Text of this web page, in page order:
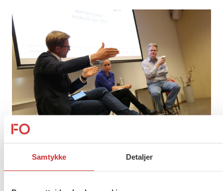
Samtykke Detaljer
DEBATT: Linn Herning, Velferdsalliansen og Jan